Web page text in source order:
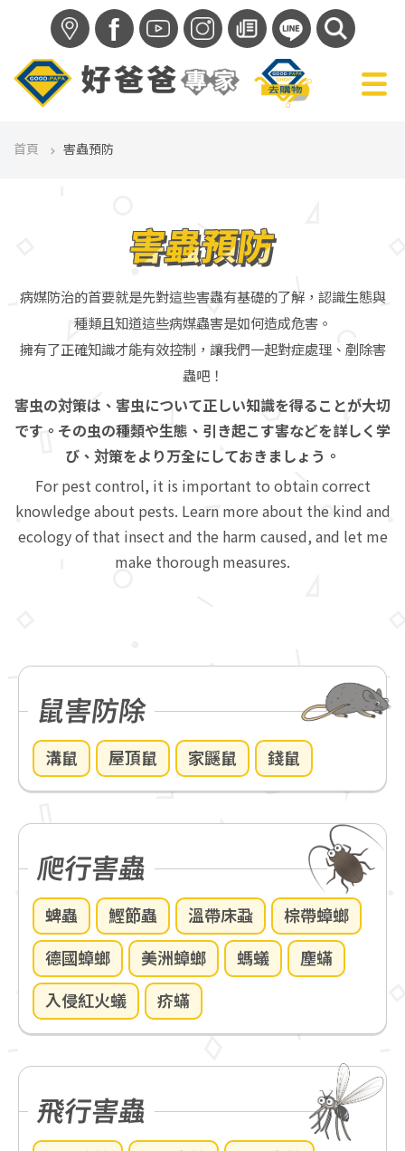
f
首頁 害蟲預防
害蟲預防
病媒防治的首要就是先對這些害蟲有基礎的了解，認識生態與
種類且知道這些病媒蟲害是如何造成危害。
擁有了正確知識才能有效控制，讓我們一起對症處理、剷除害
蟲吧！
害虫の対策は、害虫について正しい知識を得ることが大切
です。その虫の種類や生態、引き起こす害などを詳しく学
び、対策をより万全にしておきましょう。
For pest control, it is important to obtain correct
knowledge about pests. Learn more about the kind and
ecology of that insect and the harm caused, and let me
make thorough measures.
鼠害防除
溝鼠 屋頂鼠 家鼷鼠 錢鼠
爬行害蟲
蜱蟲 鰹節蟲 溫帶床蝨
棕帶蟑螂
德國蟑螂
美洲蟑螂 螞蟻
塵蟎
入侵紅火蟻
疥蟎
飛行害蟲